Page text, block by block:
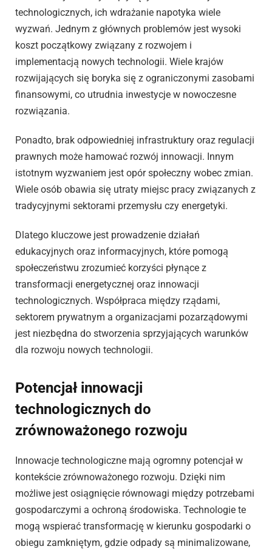
technologicznych, ich wdrażanie napotyka wiele
wyzwań. Jednym z głównych problemów jest wysoki
koszt początkowy związany z rozwojem i
implementacją nowych technologii. Wiele krajów
rozwijających się boryka się z ograniczonymi zasobami
finansowymi, co utrudnia inwestycje w nowoczesne
rozwiązania.
Ponadto, brak odpowiedniej infrastruktury oraz regulacji
prawnych może hamować rozwój innowacji. Innym
istotnym wyzwaniem jest opór społeczny wobec zmian.
Wiele osób obawia się utraty miejsc pracy związanych z
tradycyjnymi sektorami przemysłu czy energetyki.
Dlatego kluczowe jest prowadzenie działań
edukacyjnych oraz informacyjnych, które pomogą
społeczeństwu zrozumieć korzyści płynące z
transformacji energetycznej oraz innowacji
technologicznych. Współpraca między rządami,
sektorem prywatnym a organizacjami pozarządowymi
jest niezbędna do stworzenia sprzyjających warunków
dla rozwoju nowych technologii.
Potencjał innowacji
technologicznych do
zrównoważonego rozwoju
Innowacje technologiczne mają ogromny potencjał w
kontekście zrównoważonego rozwoju. Dzięki nim
możliwe jest osiągnięcie równowagi między potrzebami
gospodarczymi a ochroną środowiska. Technologie te
mogą wspierać transformację w kierunku gospodarki o
obiegu zamkniętym, gdzie odpady są minimalizowane,